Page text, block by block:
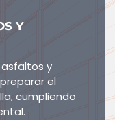
Y
asfaltos y
el
cumpliendo